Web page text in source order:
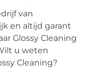
van
en altijd garant
Glossy Cleaning
u weten
Cleaning?